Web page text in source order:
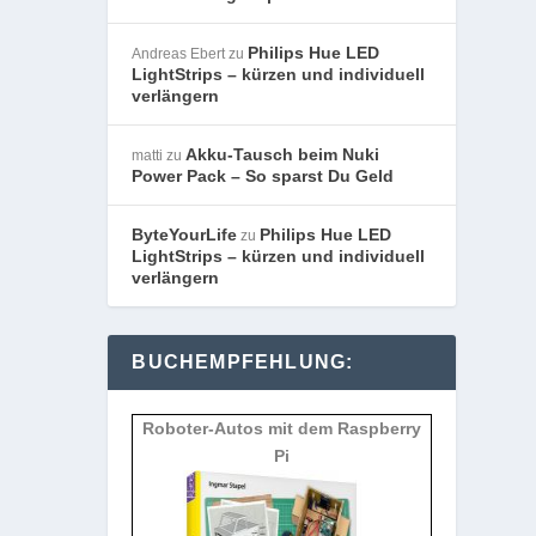
Andreas Ebertzu Philips Hue LED
LightStrips – kürzen und individuell
verlängern
matti zuAkku-Tausch beim Nuki
Power Pack – So sparst Du Geld
ByteYourLife zu Philips Hue LED
LightStrips – kürzen und individuell
verlängern
BUCHEMPFEHLUNG:
Roboter-Autos mit dem Raspberry
Pi